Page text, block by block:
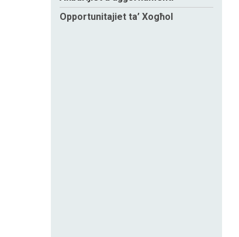
Opportunitajiet ta’ Xogħol